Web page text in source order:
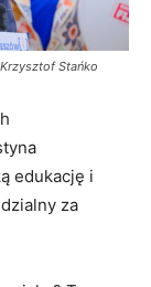
Stańko
edukację i
za